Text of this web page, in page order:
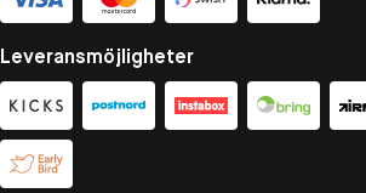
Leveransmöjligheter